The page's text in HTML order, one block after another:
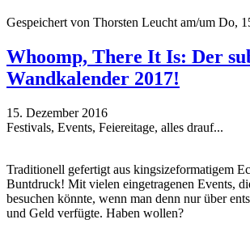
Gespeichert von Thorsten Leucht am/um Do,
Whoomp, There It Is: Der
Wandkalender 2017!
15. Dezember 2016
Festivals, Events, Feiereitage, alles drauf...
Traditionell gefertigt aus kingsizeformatigem
Buntdruck! Mit vielen eingetragenen Events,
besuchen könnte, wenn man denn nur über
und Geld verfügte. Haben wollen?